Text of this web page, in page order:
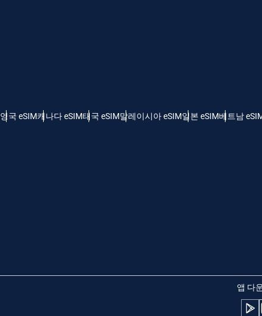
영국 eSIM캐나다 eSIM태국 eSIM말레이시아 eSIM일본 eSIM베트남
앱 다